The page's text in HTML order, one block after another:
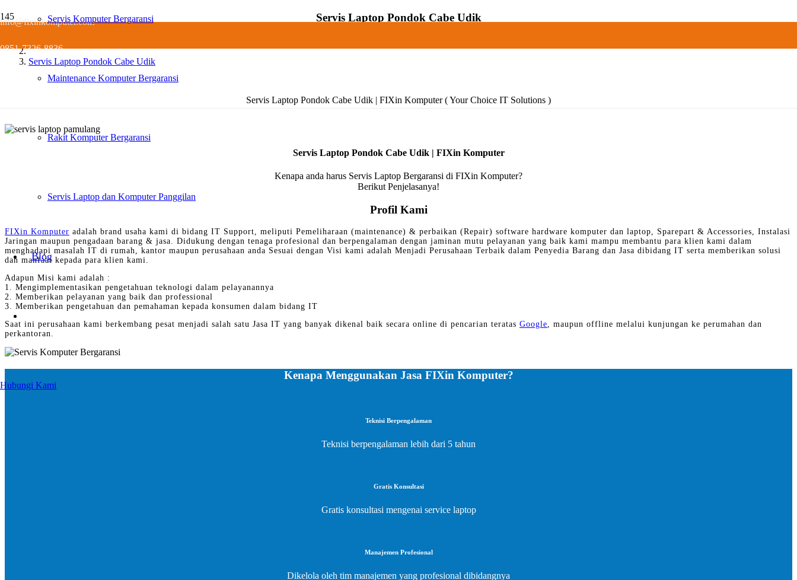
info@fixinkomputer.com
0851-7326-8836
Servis Komputer Bergaransi
Maintenance Komputer Bergaransi
Rakit Komputer Bergaransi
Servis Laptop dan Komputer Panggilan
Blog
Hubungi Kami
Servis Laptop Pondok Cabe Udik
Servis Laptop Pondok Cabe Udik
Servis Laptop Pondok Cabe Udik | FIXin Komputer ( Your Choice IT Solutions )
Servis Laptop Pondok Cabe Udik | FIXin Komputer
Kenapa anda harus Servis Laptop Bergaransi di FIXin Komputer?
Berikut Penjelasanya!
Profil Kami
FIXin Komputer adalah brand usaha kami di bidang IT Support, meliputi Pemeliharaan (maintenance) & perbaikan (Repair) software hardware komputer dan laptop, Sparepart & Accessories, Instalasi
Jaringan maupun pengadaan barang & jasa. Didukung dengan tenaga profesional dan berpengalaman dengan jaminan mutu pelayanan yang baik kami mampu membantu para klien kami dalam
menghadapi masalah IT di rumah, kantor maupun perusahaan anda Sesuai dengan Visi kami adalah Menjadi Perusahaan Terbaik dalam Penyedia Barang dan Jasa dibidang IT serta memberikan solusi
dan manfaat kepada para klien kami.
Adapun Misi kami adalah :
1. Mengimplementasikan pengetahuan teknologi dalam pelayanannya
2. Memberikan pelayanan yang baik dan professional
3. Memberikan pengetahuan dan pemahaman kepada konsumen dalam bidang IT
Saat ini perusahaan kami berkembang pesat menjadi salah satu Jasa IT yang banyak dikenal baik secara online di pencarian teratas Google, maupun offline melalui kunjungan ke perumahan dan
perkantoran.
Kenapa Menggunakan Jasa FIXin Komputer?
Teknisi Berpengalaman
Teknisi berpengalaman lebih dari 5 tahun
Gratis Konsultasi
Gratis konsultasi mengenai service laptop
Manajemen Profesional
Dikelola oleh tim manajemen yang profesional dibidangnya